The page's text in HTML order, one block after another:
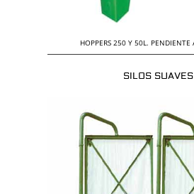
HOPPERS 250 Y 50L. PENDIENTE
SILOS SUAVES